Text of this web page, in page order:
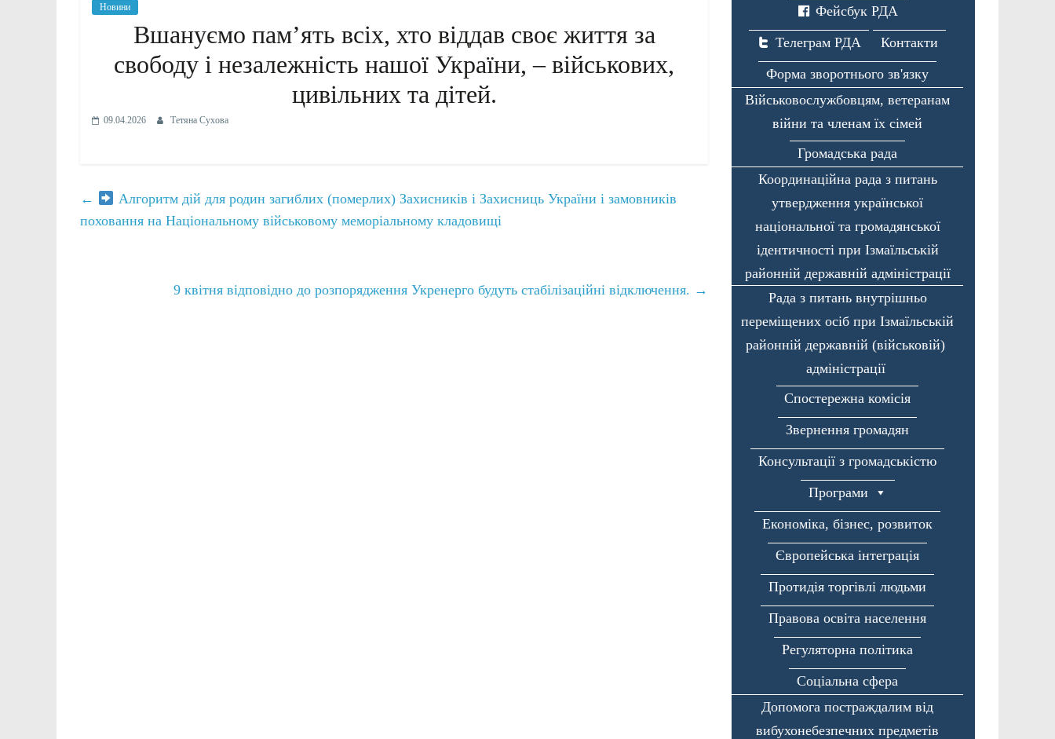
Новини
Вшануємо памʼять всіх, хто віддав своє життя за
свободу і незалежність нашої України, – військових,
цивільних та дітей.
09.04.2026 Тетяна Сухова
←
Алгоритм дій для родин загиблих (померлих) Захисників і Захисниць України і замовників
поховання на Національному військовому меморіальному кладовищі
9 квітня відповідно до розпорядження Укренерго будуть стабілізаційні відключення. →
Фейсбук РДА
Телеграм РДА
Контакти
Форма зворотнього зв'язку
Військовослужбовцям, ветеранам
війни та членам їх сімей
Громадська рада
Координаційна рада з питань
утвердження української
національної та громадянської
ідентичності при Ізмаїльській
районній державній адміністрації
Рада з питань внутрішньо
переміщених осіб при Ізмаїльській
районній державній (військовій)
адміністрації
Спостережна комісія
Звернення громадян
Консультації з громадськістю
Програми
Економіка, бізнес, розвиток
Європейська інтеграція
Протидія торгівлі людьми
Правова освіта населення
Регуляторна політика
Соціальна сфера
Допомога постраждалим від
вибухонебезпечних предметів